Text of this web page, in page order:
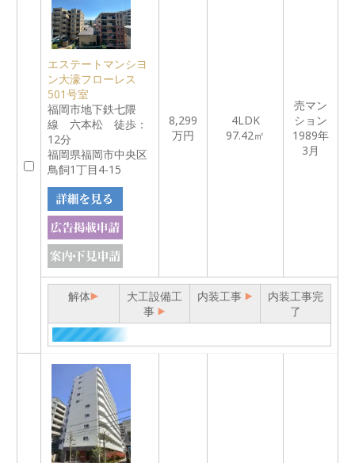
エステートマンシヨ
ン大濠フローレス
501号室
福岡市地下鉄七隈
線 六本松 徒歩：
12分
福岡県福岡市中央区
鳥飼1丁目4-15
8,299
万円
4LDK
97.42㎡
売マン
ション
1989年
3月
解体
大工設備工
事
内装工事
内装工事完
了